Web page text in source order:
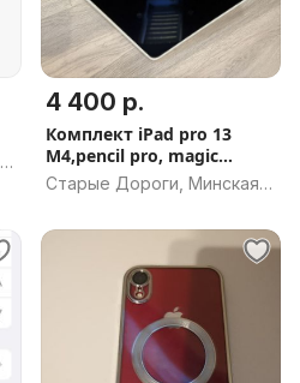
4 400 р.
Комплект iPad pro 13
M4,pencil pro, magic
keyboard
Старые Дороги, Минская